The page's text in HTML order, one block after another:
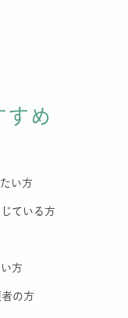
すめ
い方
ている方
方
の方